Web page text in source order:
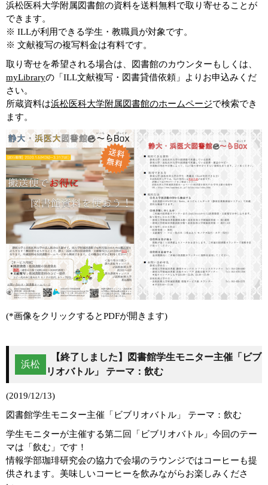
浜松医科大学附属図書館の資料を送料無料で取り寄せることが
できます。
※ ILLが利用できる学生・教職員が対象です。
※ 文献複写の複写料金は有料です。
取り寄せを希望される場合は、図書館のカウンターもしくは、
myLibraryの「ILL文献複写・図書貸借依頼」よりお申込みくだ
さい。
所蔵資料は浜松医科大学附属図書館のホームページで検索でき
ます。
(*画像をクリックするとPDFが開きます)
浜松
【終了しました】図書館学生モニター主催「ビブ
リオバトル」 テーマ：飲む
(2019/12/13)
図書館学生モニター主催「ビブリオバトル」 テーマ：飲む
学生モニターが主催する第二回「ビブリオバトル」今回のテー
マは「飲む」です！
情報学部珈琲研究会の協力で会場のラウンジではコーヒーも提
供されます。美味しいコーヒーを飲みながらお楽しみくださ